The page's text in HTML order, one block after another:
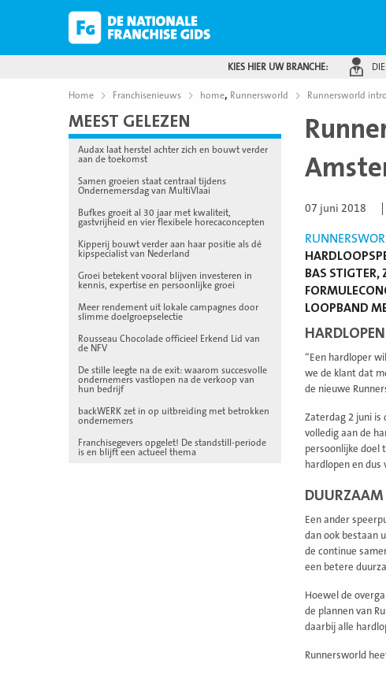
KIES HIER UW BRANCHE:
Home Franchisenieuws home, Runnersworld Runnersworld
MEEST GELEZEN
Audax laat herstel achter zich en bouwt verder
aan de toekomst
Samen groeien staat centraal tijdens
Ondernemersdag van MultiVlaai
Bufkes groeit al 30 jaar met kwaliteit,
gastvrijheid en vier flexibele horecaconcepten
Kipperij bouwt verder aan haar positie als dé
kipspecialist van Nederland
Groei betekent vooral blijven investeren in
kennis, expertise en persoonlijke groei
Meer rendement uit lokale campagnes door
slimme doelgroepselectie
Rousseau Chocolade officieel Erkend Lid van
de NFV
De stille leegte na de exit: waarom succesvolle
ondernemers vastlopen na de verkoop van
hun bedrijf
backWERK zet in op uitbreiding met betrokken
ondernemers
Franchisegevers opgelet! De standstill-periode
is en blijft een actueel thema
07 juni 2018
BAS STIGTER,
LOOPBAND
“Een hardloper
we de klant dat
de nieuwe
Zaterdag 2 juni is
volledig aan de
persoonlijke doel
hardlopen en dus
DUURZAAM
Een ander
dan ook bestaan
de continue
een betere
Hoewel de
de plannen van
daarbij alle
Runnersworld